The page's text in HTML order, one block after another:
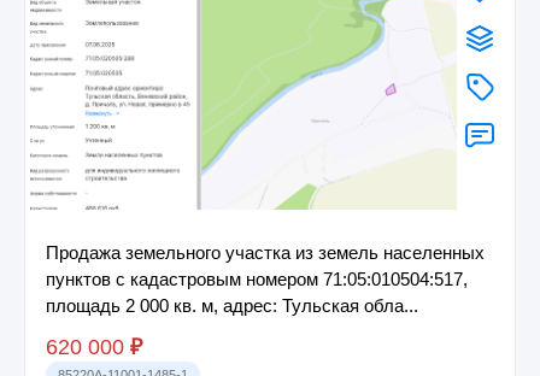
Продажа земельного участка из земель населенных
пунктов с кадастровым номером 71:05:010504:517,
площадь 2 000 кв. м, адрес: Тульская обла...
620 000 ₽